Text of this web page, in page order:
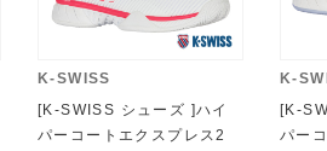
K-SWISS
[K-SWISS シューズ ]ハイ
パーコートエクスプレス2
K-
[K-
パー